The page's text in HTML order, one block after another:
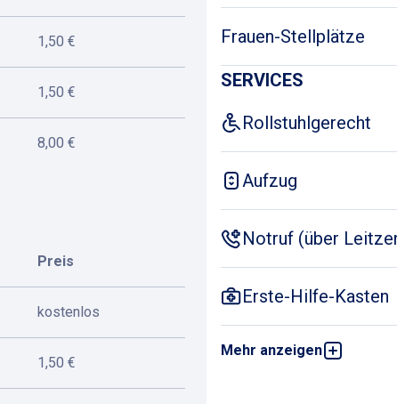
1,50 €
1,50 €
8,00 €
Preis
kostenlos
1,50 €
Frauen-Stellplätze
SERVICES
Rollstuhlgerecht
Aufzug
Notruf (über
Erste-Hilfe-Kasten
Mehr anzeigen
Behindertentoiletten